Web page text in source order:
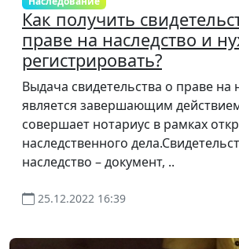
Как получить
праве на наследство и
регистрировать?
Выдача свидетельства о праве на
является завершающим
совершает нотариус в рамках
наследственного
наследство – документ, ..
25.12.2022 16:39